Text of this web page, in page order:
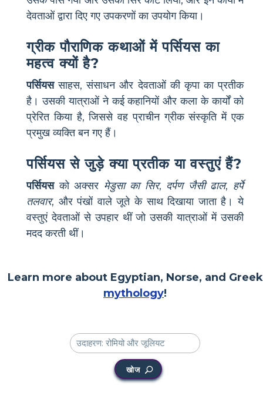
देवताओं द्वारा दिए गए उपकरणों का उपयोग किया।
ग्रीक पौराणिक कथाओं में पर्सियस का
महत्व क्यों है?
पर्सियससाहस, संसाधन और देवताओं की कृपा का प्रतीक
है। उसकी यात्राओं ने कई कहानियों और कला के कार्यों को
प्रेरित किया है, जिससे वह प्राचीन ग्रीक संस्कृति में एक
प्रमुख व्यक्ति बन गए हैं।
पर्सियस से जुड़े क्या प्रतीक या वस्तुएं हैं?
पर्सियसको अक्सर मेडुसा का सिर, दर्पण जैसी ढाल, हर्पे
तलवार, और पंखों वाले जूते के साथ दिखाया जाता है। ये
वस्तुएं देवताओं से उपहार थीं जो उसकी यात्राओं में उसकी
मदद करती थीं।
Learn more about Egyptian, Norse, and Greek
mythology!
खोज